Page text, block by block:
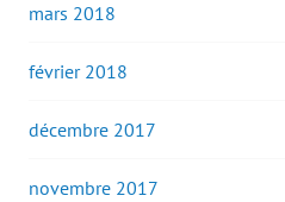
mars 2018
février 2018
décembre 2017
novembre 2017